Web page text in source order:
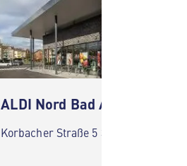
ALDI Nord Bad Arolsen
Korbacher Straße 5 34454 Bad Arolsen